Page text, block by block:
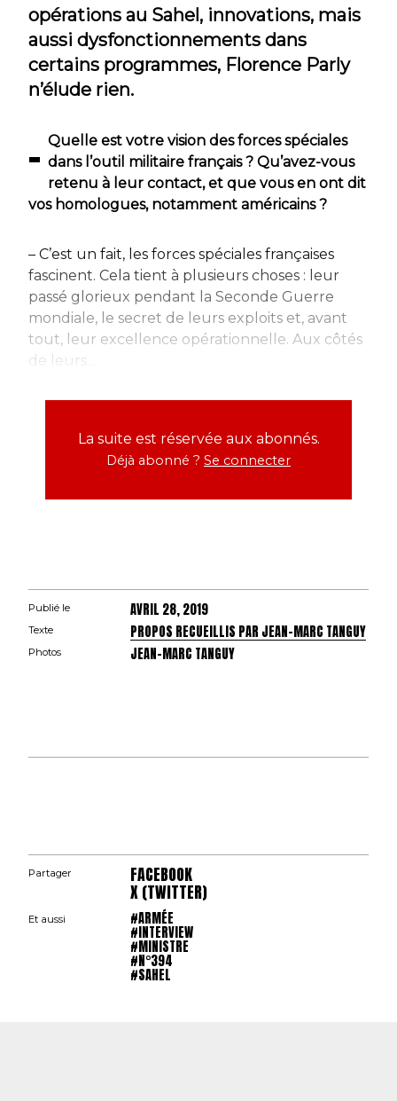
opérations au Sahel, innovations, mais
aussi dysfonctionnements dans
certains programmes, Florence Parly
n’élude rien.
– Quelle est votre vision des forces spéciales
dans l’outil militaire français ? Qu’avez-vous
retenu à leur contact, et que vous en ont dit
vos homologues, notamment américains ?
– C’est un fait, les forces spéciales françaises
fascinent. Cela tient à plusieurs choses : leur
passé glorieux pendant la Seconde Guerre
mondiale, le secret de leurs exploits et, avant
tout, leur excellence opérationnelle. Aux côtés
de leurs...
La suite est réservée aux abonnés.
Déjà abonné ? Se connecter
Publié le AVRIL 28, 2019
Texte PROPOS RECUEILLIS PAR JEAN-MARC TANGUY
Photos JEAN-MARC TANGUY
Partager FACEBOOK
X (TWITTER)
Et aussi #ARMÉE
#INTERVIEW
#MINISTRE
#N°394
#SAHEL